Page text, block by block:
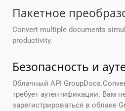
Пакетное
Convert multiple documents
productivity.
Безопасность и
Облачный API
требует аутентификации. Вам
зарегистрироваться в облаке